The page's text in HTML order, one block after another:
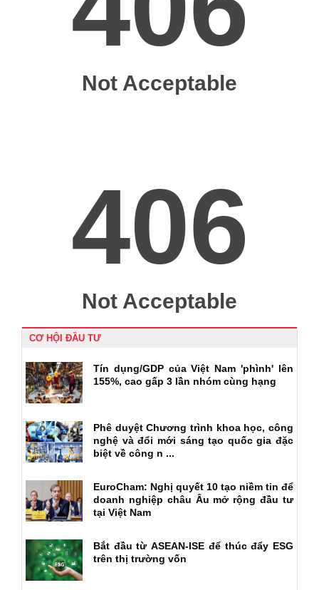
CƠ HỘI ĐẦU TƯ
Tín dụng/GDP của Việt Nam 'phình' lên
155%, cao gấp 3 lần nhóm cùng hạng
Phê duyệt Chương trình khoa học, công
nghệ và đổi mới sáng tạo quốc gia đặc
biệt về công n ...
EuroCham: Nghị quyết 10 tạo niềm tin để
doanh nghiệp châu Âu mở rộng đầu tư
tại Việt Nam
Bắt đầu từ ASEAN-ISE để thúc đẩy ESG
trên thị trường vốn